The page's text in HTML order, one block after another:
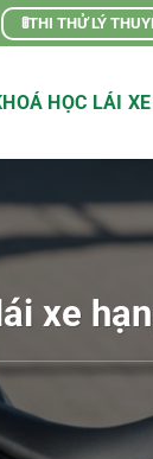
🚦THI THỬ LÝ
HỌC LÁI XE
xe